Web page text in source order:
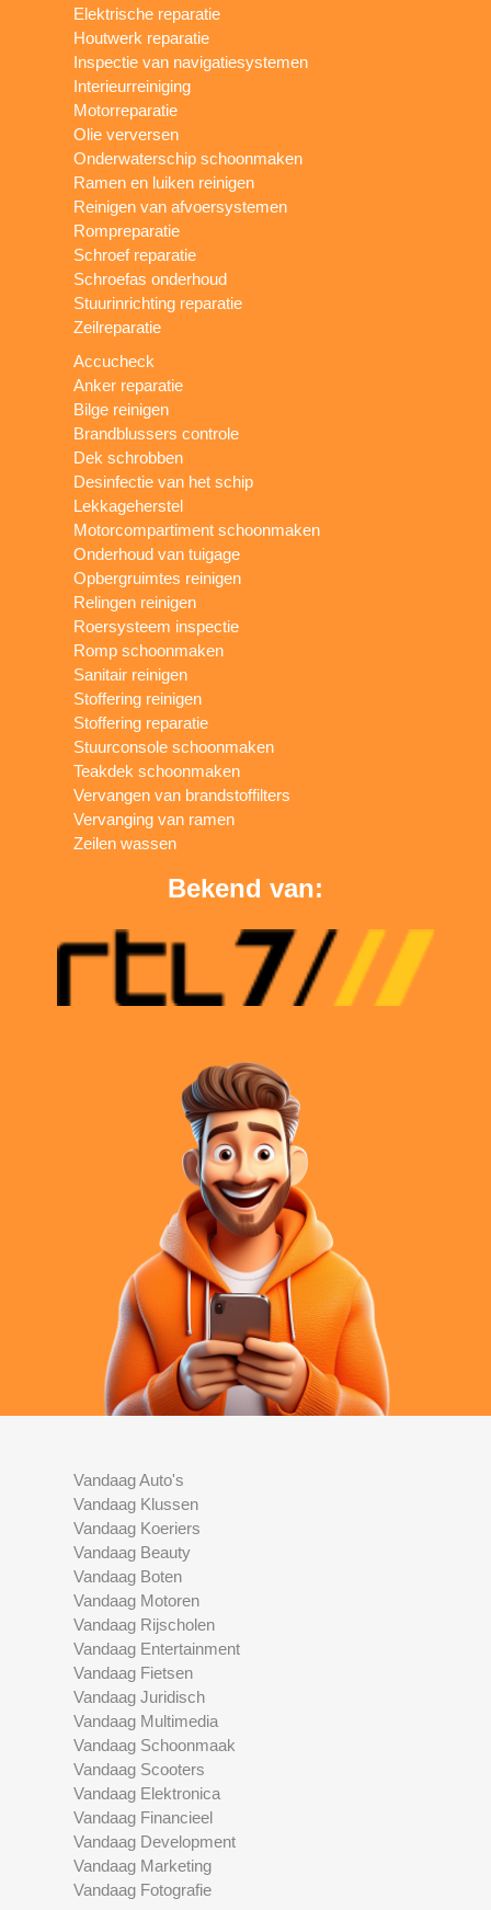
Elektrische reparatie
Houtwerk reparatie
Inspectie van navigatiesystemen
Interieurreiniging
Motorreparatie
Olie verversen
Onderwaterschip schoonmaken
Ramen en luiken reinigen
Reinigen van afvoersystemen
Rompreparatie
Schroef reparatie
Schroefas onderhoud
Stuurinrichting reparatie
Zeilreparatie
Accucheck
Anker reparatie
Bilge reinigen
Brandblussers controle
Dek schrobben
Desinfectie van het schip
Lekkageherstel
Motorcompartiment schoonmaken
Onderhoud van tuigage
Opbergruimtes reinigen
Relingen reinigen
Roersysteem inspectie
Romp schoonmaken
Sanitair reinigen
Stoffering reinigen
Stoffering reparatie
Stuurconsole schoonmaken
Teakdek schoonmaken
Vervangen van brandstoffilters
Vervanging van ramen
Zeilen wassen
Bekend van:
Vandaag Auto's
Vandaag Klussen
Vandaag Koeriers
Vandaag Beauty
Vandaag Boten
Vandaag Motoren
Vandaag Rijscholen
Vandaag Entertainment
Vandaag Fietsen
Vandaag Juridisch
Vandaag Multimedia
Vandaag Schoonmaak
Vandaag Scooters
Vandaag Elektronica
Vandaag Financieel
Vandaag Development
Vandaag Marketing
Vandaag Fotografie